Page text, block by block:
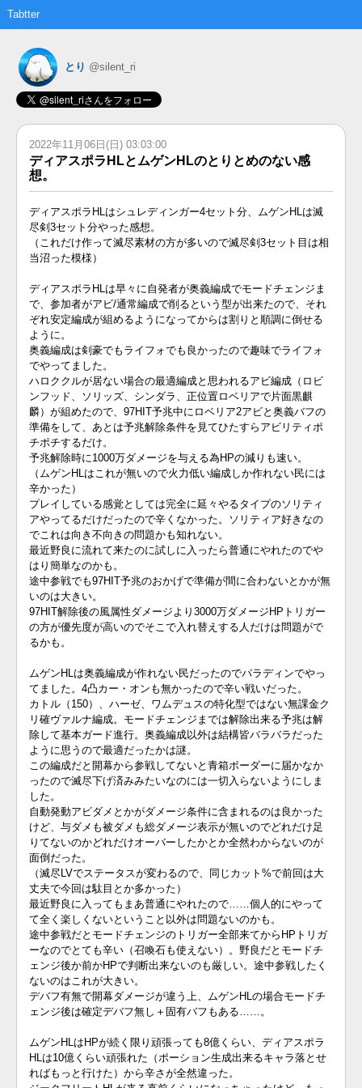
Tabtter
とり @silent_ri
2022年11月06日(日) 03:03:00
ディアスポラHLとムゲンHLのとりとめのない感
想。
ディアスポラHLはシュレディンガー4セット分、ムゲンHLは滅
尽剣3セット分やった感想。
（これだけ作って滅尽素材の方が多いので滅尽剣3セット目は相
当沼った模様）
ディアスポラHLは早々に自発者が奥義編成でモードチェンジま
で、参加者がアビ/通常編成で削るという型が出来たので、それ
ぞれ安定編成が組めるようになってからは割りと順調に倒せる
ように。
奥義編成は剣豪でもライフォでも良かったので趣味でライフォ
でやってました。
ハロククルが居ない場合の最適編成と思われるアビ編成（ロビ
ンフッド、ソリッズ、シンダラ、正位置ロベリアで片面黒麒
麟）が組めたので、97HIT予兆中にロベリア2アビと奥義バフの
準備をして、あとは予兆解除条件を見てひたすらアビリティポ
チポチするだけ。
予兆解除時に1000万ダメージを与える為HPの減りも速い。
（ムゲンHLはこれが無いので火力低い編成しか作れない民には
辛かった）
プレイしている感覚としては完全に延々やるタイプのソリティ
アやってるだけだったので辛くなかった。ソリティア好きなの
でこれは向き不向きの問題かも知れない。
最近野良に流れて来たのに試しに入ったら普通にやれたのでや
はり簡単なのかも。
途中参戦でも97HIT予兆のおかげで準備が間に合わないとかが無
いのは大きい。
97HIT解除後の風属性ダメージより3000万ダメージHPトリガー
の方が優先度が高いのでそこで入れ替えする人だけは問題がで
るかも。
ムゲンHLは奥義編成が作れない民だったのでパラディンでやっ
てました。4凸カー・オンも無かったので辛い戦いだった。
カトル（150）、ハーゼ、ワムデュスの特化型ではない無課金ク
リ確ヴァルナ編成。モードチェンジまでは解除出来る予兆は解
除して基本ガード進行。奥義編成以外は結構皆バラバラだった
ように思うので最適だったかは謎。
この編成だと開幕から参戦してないと青箱ボーダーに届かなか
ったので滅尽下げ済みみたいなのには一切入らないようにしま
した。
自動発動アビダメとかがダメージ条件に含まれるのは良かった
けど、与ダメも被ダメも総ダメージ表示が無いのでどれだけ足
りてないのかどれだけオーバーしたかとか全然わからないのが
面倒だった。
（滅尽LVでステータスが変わるので、同じカット%で前回は大
丈夫で今回は駄目とか多かった）
最近野良に入ってもまあ普通にやれたので……個人的にやって
て全く楽しくないということ以外は問題ないのかも。
途中参戦だとモードチェンジのトリガー全部来てからHPトリガ
ーなのでとても辛い（召喚石も使えない）。野良だとモードチ
ェンジ後か前かHPで判断出来ないのも厳しい。途中参戦したく
ないのはこれが大きい。
デバフ有無で開幕ダメージが違う上、ムゲンHLの場合モードチ
ェンジ後は確定デバフ無し＋固有バフもある……。
ムゲンHLはHPが続く限り頑張っても8億くらい、ディアスポラ
HLは10億くらい頑張れた（ポーション生成出来るキャラ落とせ
ればもっと行けた）から辛さが全然違った。